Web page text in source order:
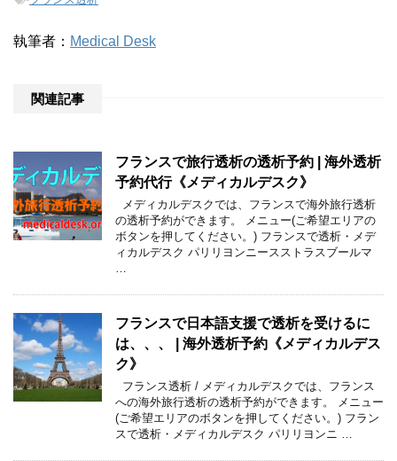
執筆者： Medical Desk
関連記事
フランスで旅行透析の透析予約 | 海外透析
予約代行《メディカルデスク》
メディカルデスクでは、フランスで海外旅行透析
の透析予約ができます。 メニュー(ご希望エリアの
ボタンを押してください。) フランスで透析・メデ
ィカルデスク パリリヨンニースストラスブールマ
…
フランスで日本語支援で透析を受けるに
は、、、 | 海外透析予約《メディカルデス
ク》
フランス透析 / メディカルデスクでは、フランス
への海外旅行透析の透析予約ができます。 メニュー
(ご希望エリアのボタンを押してください。) フラン
スで透析・メディカルデスク パリリヨンニ …